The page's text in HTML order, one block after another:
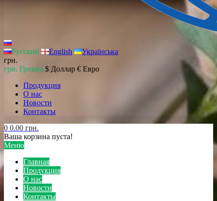
Русский English
Українська
грн.
грн. Гривна $ Доллар € Евро
Продукция
О нас
Новости
Контакты
0 0.00 грн.
Ваша корзина пуста!
Меню
Главная
Продукция
О нас
Новости
Контакты